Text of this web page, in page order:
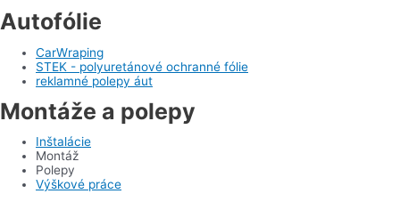
Autofólie
CarWraping
STEK - polyuretánové ochranné fólie
reklamné polepy áut
Montáže a polepy
Inštalácie
Montáž
Polepy
Výškové práce